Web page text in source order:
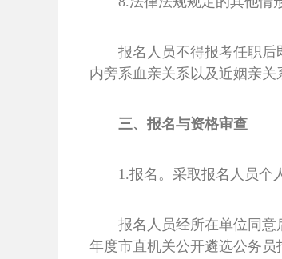
报名人员不得报考任职
内旁系血亲关系以及近姻亲关
三、报名与资格审查
1.报名。采取报名人员个
报名人员经所在单位同
年度市直机关公开遴选公务